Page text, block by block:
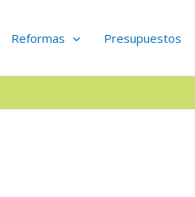
Reformas Presupuestos